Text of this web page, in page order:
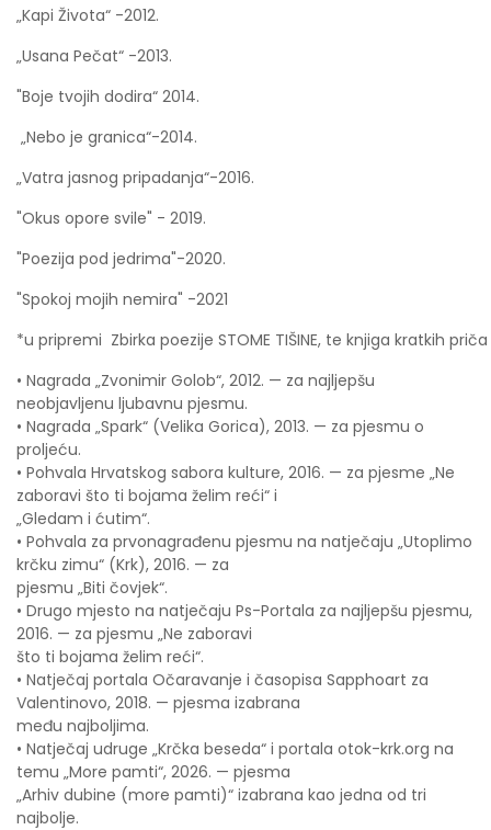
„Kapi Života“ -2012.
„Usana Pečat“ -2013.
"Boje tvojih dodira“ 2014.
„Nebo je granica“-2014.
„Vatra jasnog pripadanja“-2016.
"Okus opore svile" - 2019.
"Poezija pod jedrima"-2020.
"Spokoj mojih nemira" -2021
*u pripremi Zbirka poezije STOME TIŠINE, te knjiga kratkih
• Nagrada „Zvonimir Golob“, 2012. — za najljepšu
neobjavljenu ljubavnu pjesmu.
• Nagrada „Spark“ (Velika Gorica), 2013. — za pjesmu o
proljeću.
• Pohvala Hrvatskog sabora kulture, 2016. — za pjesme „Ne
zaboravi što ti bojama želim reći“ i
„Gledam i ćutim“.
• Pohvala za prvonagrađenu pjesmu na natječaju „Utoplimo
krčku zimu“ (Krk), 2016. — za
pjesmu „Biti čovjek“.
• Drugo mjesto na natječaju Ps-Portala za najljepšu pjesmu,
2016. — za pjesmu „Ne zaboravi
što ti bojama želim reći“.
• Natječaj portala Očaravanje i časopisa Sapphoart za
Valentinovo, 2018. — pjesma izabrana
među najboljima.
• Natječaj udruge „Krčka beseda“ i portala otok-krk.org na
temu „More pamti“, 2026. — pjesma
„Arhiv dubine (more pamti)“ izabrana kao jedna od tri
najbolje.